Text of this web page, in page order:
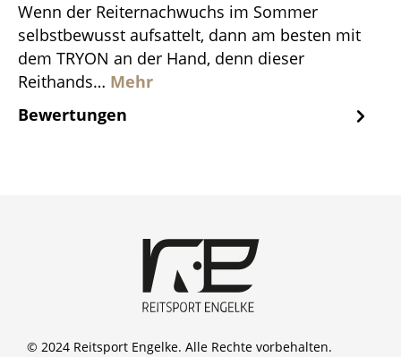
Wenn der Reiternachwuchs im Sommer
selbstbewusst aufsattelt, dann am besten mit
dem TRYON an der Hand, denn dieser
Reithands… Mehr
Bewertungen
© 2024 Reitsport Engelke. Alle Rechte vorbehalten.